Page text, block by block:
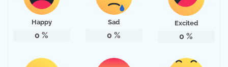
Happy
0 %
Sad
0 %
Excited
0 %